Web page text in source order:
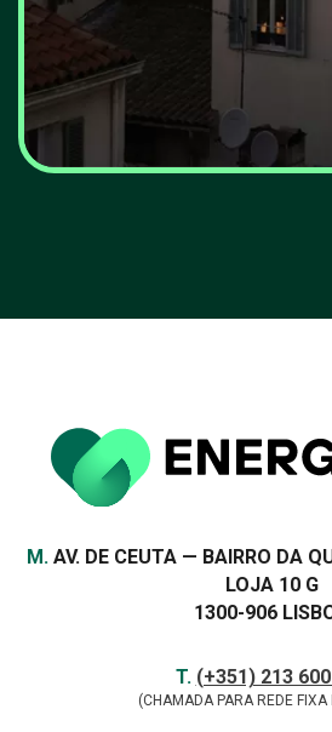
Morada
M.AV. DE CEUTA — BAIRRO DA
LOJA 10 G
1300-906
T. (+351) 213
(CHAMADA PARA REDE FIXA